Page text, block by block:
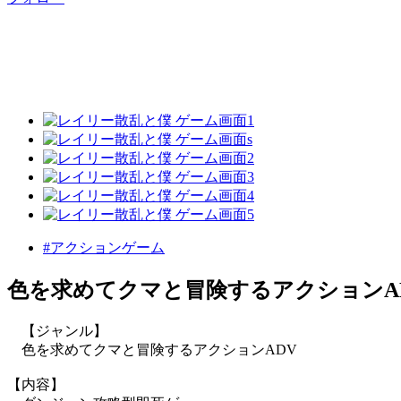
#アクションゲーム
色を求めてクマと冒険するアクション
【ジャンル】
色を求めてクマと冒険するアクションADV
【内容】